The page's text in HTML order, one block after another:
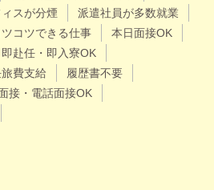
スが分煙
派遣社員が多数就業
ツコツできる仕事
本日面接OK
赴任・即入寮OK
費支給
履歴書不要
接・電話面接OK